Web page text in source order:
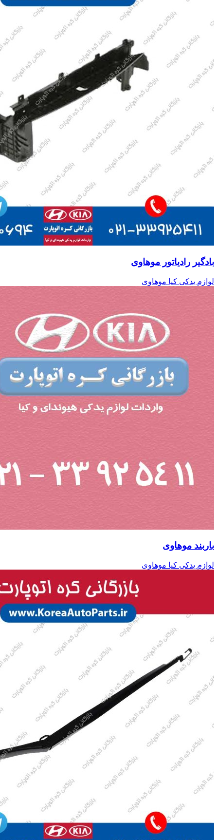
بادگیر رادیاتور موهاوی
لوازم یدکی کیا موهاوی
باربند موهاوی
لوازم یدکی کیا موهاوی